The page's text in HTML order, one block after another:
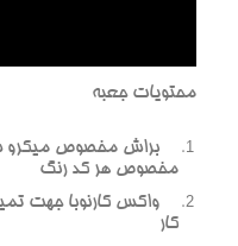
محتويات جعبه
براش مخصوص ميکرو
مخصوص هر کد رنگ
واکس کارنوبا جهت
کار